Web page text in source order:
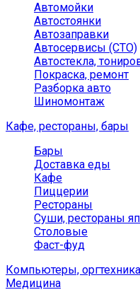
Автомойки
Автостоянки
Автозаправки
Автосервисы (СТО)
Автостекла,
Покраска, ремонт
Разборка авто
Шиномонтаж
Кафе, рестораны, бары
Бары
Доставка еды
Кафе
Пиццерии
Рестораны
Суши, рестораны
Столовые
Фаст-фуд
Компьютеры, оргтехника
Медицина